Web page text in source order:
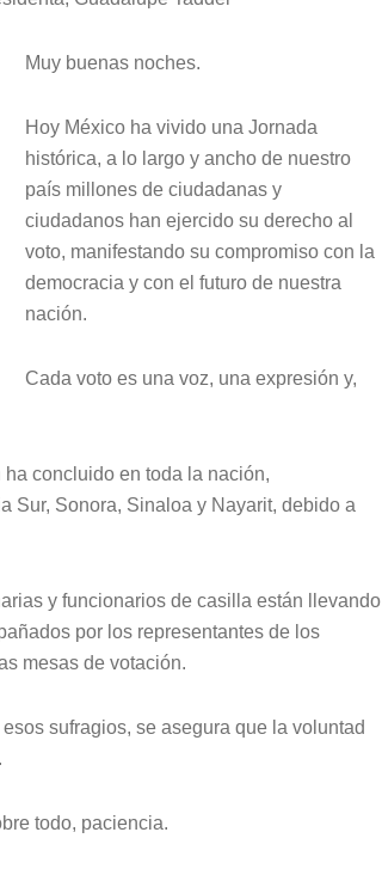
Muy buenas noches.
Hoy México ha vivido una Jornada
histórica, a lo largo y ancho de nuestro
país millones de ciudadanas y
ciudadanos han ejercido su derecho al
voto, manifestando su compromiso con la
democracia y con el futuro de nuestra
nación.
Cada voto es una voz, una expresión y,
concluido en toda la nación,
Sur, Sonora, Sinaloa y Nayarit, debido a
y funcionarios de casilla están llevando
por los representantes de los
mesas de votación.
sufragios, se asegura que la voluntad
todo, paciencia.